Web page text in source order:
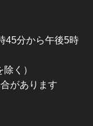
45分から午後5時
く）
があります